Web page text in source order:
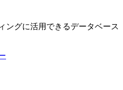
ングに活用できるデータベース